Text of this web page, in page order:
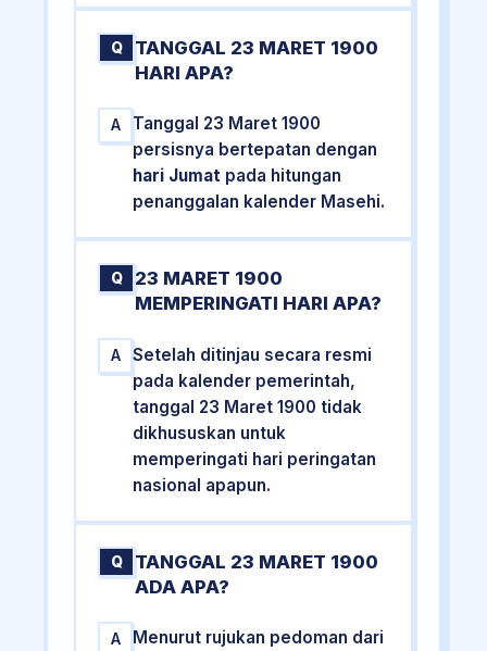
Q
TANGGAL 23 MARET 1900
HARI APA?
A
Tanggal 23 Maret 1900
persisnya bertepatan dengan
hari Jumat pada hitungan
penanggalan kalender Masehi.
Q
23 MARET 1900
MEMPERINGATI HARI APA?
A
Setelah ditinjau secara resmi
pada kalender pemerintah,
tanggal 23 Maret 1900 tidak
dikhususkan untuk
memperingati hari peringatan
nasional apapun.
Q
TANGGAL 23 MARET 1900
ADA APA?
A
Menurut rujukan pedoman dari